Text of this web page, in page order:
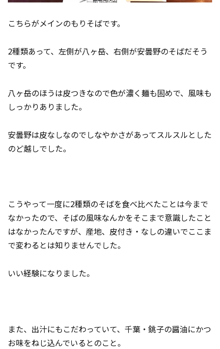
こちらがメインのもりそばです。
2種類あって、左側が八ヶ岳、右側が安曇野のそばだそう
です。
八ヶ岳のほうは皮つきなので色が濃く麺も固めで、風味も
しっかりありました。
安曇野は皮なしなのでしなやかさがあってスルスルとした
のど越しでした。
こうやって一度に2種類のそばを食べ比べたことは今まで
なかったので、そばの風味なんかをそこまで意識したこと
はなかったんですが、産地、皮付き・なしの違いでここま
で変わるとは知りませんでした。
いい経験になりました。
また、出汁にもこだわっていて、千葉・銚子の醤油にかつ
お味をねじ込んでいるとのこと。